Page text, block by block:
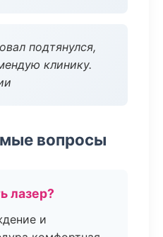
подтянулся,
клинику.
вопросы
лазер?
и